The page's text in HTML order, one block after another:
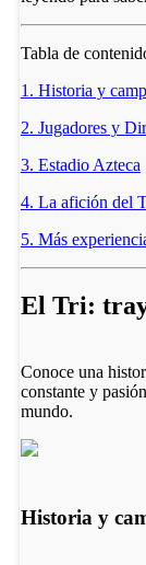
Tabla de
1. Historia y
2. Jugadores y
3. Estadio Azteca
4. La afición del
5. Más
El Tri:
Conoce una
constante y
mundo.
Historia y